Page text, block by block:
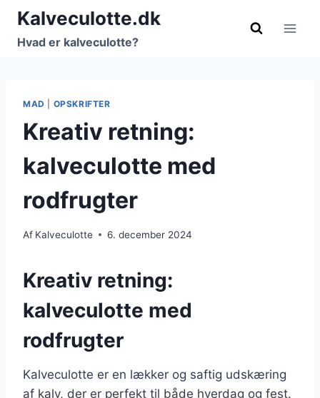
Fortsæt
indhold
Kalveculotte.dk
Hvad er kalveculotte?
MAD OPSKRIFTER
Kreativ retning:
kalveculotte med
rodfrugter
Af Kalveculotte 6. december 2024
Kreativ retning:
kalveculotte med
rodfrugter
Kalveculotte er en lækker og saftig udskæring
af kalv, der er perfekt til både hverdag og fest.